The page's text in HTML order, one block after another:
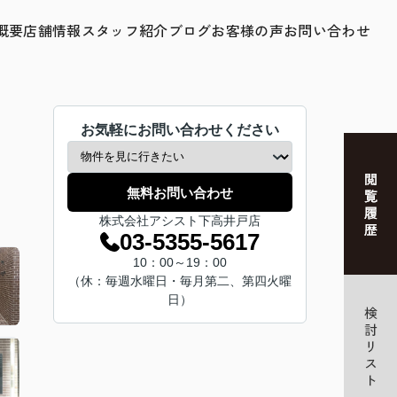
要店舗情報スタッフ紹介ブログお客様の声お問い合わせ
お気軽にお問い合わせください
無料お問い合わせ
株式会社アシスト下高井戸店
03-5355-5617
10：00～19：00
（休：毎週水曜日・毎月第二、第四火曜
日）